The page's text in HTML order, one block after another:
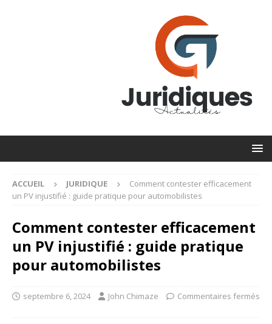
ACCUEIL JURIDIQUE
Comment contester efficacement
un PV injustifié : guide pratique pour automobilistes
Comment contester efficacement
un PV injustifié : guide pratique
pour automobilistes
septembre 6, 2024 John Chimaze Commentaires fermés